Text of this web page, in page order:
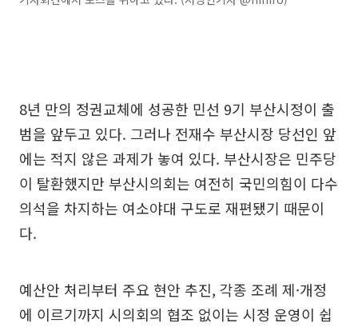
8년 만의 정권교체에 성공한 민선 9기 부산시정이 출
범을 앞두고 있다. 그러나 전재수 부산시장 당선인 앞
에는 적지 않은 과제가 놓여 있다. 부산시장은 민주당
이 탈환했지만 부산시의회는 여전히 국민의힘이 다수
의석을 차지하는 여소야대 구도로 재편됐기 때문이
다.
예산안 처리부터 주요 현안 추진, 각종 조례 제·개정
에 이르기까지 시의회의 협조 없이는 시정 운영이 쉽